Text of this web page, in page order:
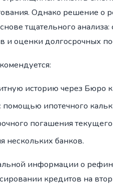
Однако решение о
тщательного анализа:
и оценки долгосрочных
историю через Бюро
помощью ипотечного
погашения
нескольких банков.
информации о
кредитов на